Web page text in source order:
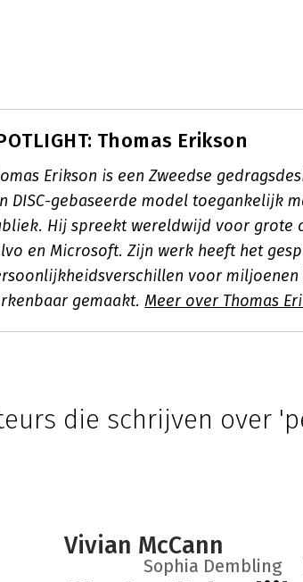
Thomas Erikson
Erikson is een Zweedse
DISC-gebaseerde model toegankelijk
Hij spreekt wereldwijd voor grote
en Microsoft. Zijn werk heeft het
voor miljoenen
gemaakt. Meer over Thomas
die schrijven over
Vivian McCann
Sophia Dembling